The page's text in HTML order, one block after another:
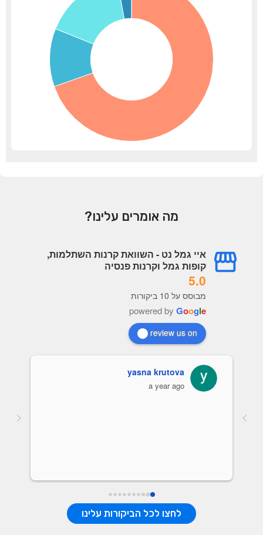
מה אומרים עלינו?
איי גמל נט - השוואת קרנות השתלמות,
קופות גמל וקרנות פנסיה
5.0
מבוסס על 10 ביקורות
powered by Google
review us on
yasna krutova
a year ago
לחצו לכל הביקורות עלינו